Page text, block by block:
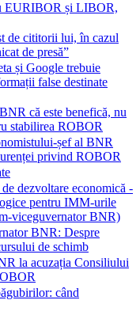
EURIBOR și LIBOR,
de cititorii lui, în cazul
de presă”
și Google trebuie
false destinate
că este benefică, nu
stabilirea ROBOR
șef al BNR
privind ROBOR
dezvoltare economică -
pentru IMM-urile
viceguvernator BNR)
BNR: Despre
de schimb
la acuzația Consiliului
când